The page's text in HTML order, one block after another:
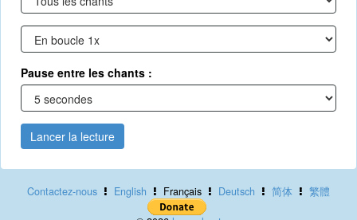
Pause entre les chants :
Lancer la lecture
Contactez-nous English Français Deutsch 简体 繁體